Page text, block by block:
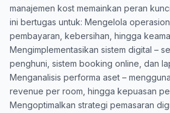
manajemen kost memainkan peran
ini bertugas untuk: Mengelola
pembayaran, kebersihan, hingga
Mengimplementasikan sistem digital –
penghuni, sistem booking online, dan
Menganalisis performa aset –
revenue per room, hingga kepuasan
Mengoptimalkan strategi pemasaran